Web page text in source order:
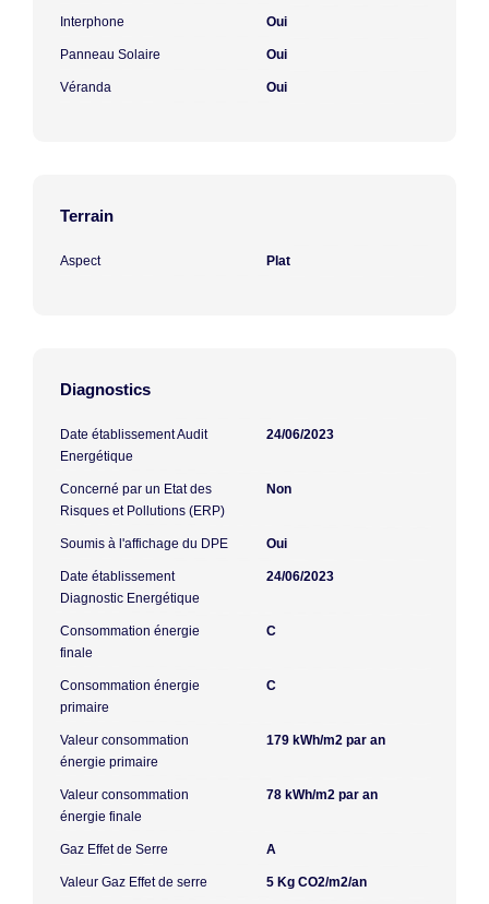
Interphone Oui
Panneau Solaire Oui
Véranda Oui
Terrain
Aspect Plat
Diagnostics
Date établissement Audit
Energétique
24/06/2023
Concerné par un Etat des
Risques et Pollutions (ERP)
Non
Soumis à l'affichage du DPE Oui
Date établissement
Diagnostic Energétique
24/06/2023
Consommation énergie
finale
C
Consommation énergie
primaire
C
Valeur consommation
énergie primaire
179 kWh/m2 par an
Valeur consommation
énergie finale
78 kWh/m2 par an
Gaz Effet de Serre A
Valeur Gaz Effet de serre 5 Kg CO2/m2/an